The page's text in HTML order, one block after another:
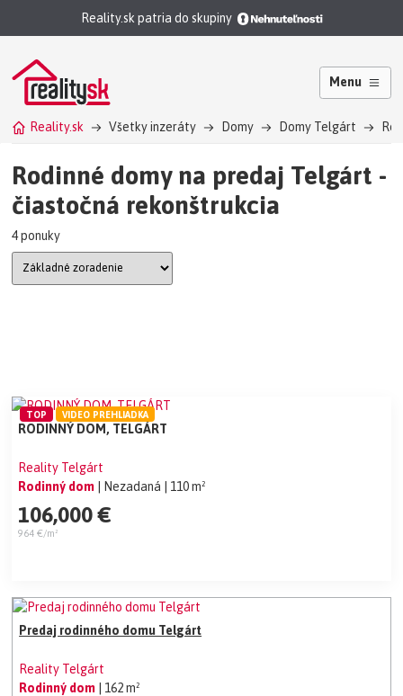
Reality.sk patria do skupiny
Menu
Reality.sk Všetky inzeráty Domy Domy Telgárt
Rodinné domy na predaj Telgárt -
čiastočná rekonštrukcia
4 ponuky
RODINNÝ DOM, TELGÁRT
Reality Telgárt
Rodinný dom
| Nezadaná | 110 m²
106,000 €
964 €/m²
TOP VIDEO PREHLIADKA
Predaj rodinného domu Telgárt
Reality Telgárt
Rodinný dom
| 162 m²